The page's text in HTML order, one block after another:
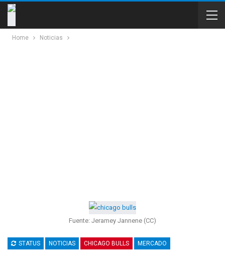
Home Noticias
Fuente: Jeramey Jannene (CC)
STATUS NOTICIAS CHICAGO BULLS MERCADO